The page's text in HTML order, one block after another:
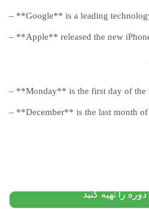
– **Google** is a leading
– **Apple** released the new
– **Monday** is the first day of the
– **December** is the last month of
و تحلیل خطاها و نظریه
را تهیه کنید